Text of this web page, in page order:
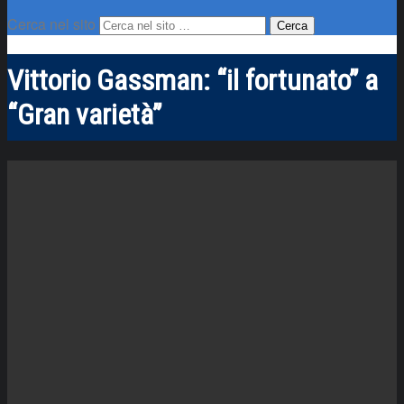
Cerca nel sito
Vittorio Gassman: “il fortunato” a
“Gran varietà”